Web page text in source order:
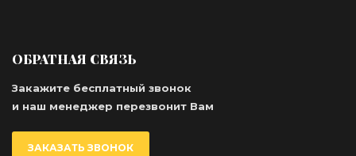
ОБРАТНАЯ СВЯЗЬ
Закажите бесплатный звонок
и наш менеджер перезвонит Вам
ЗАКАЗАТЬ ЗВОНОК